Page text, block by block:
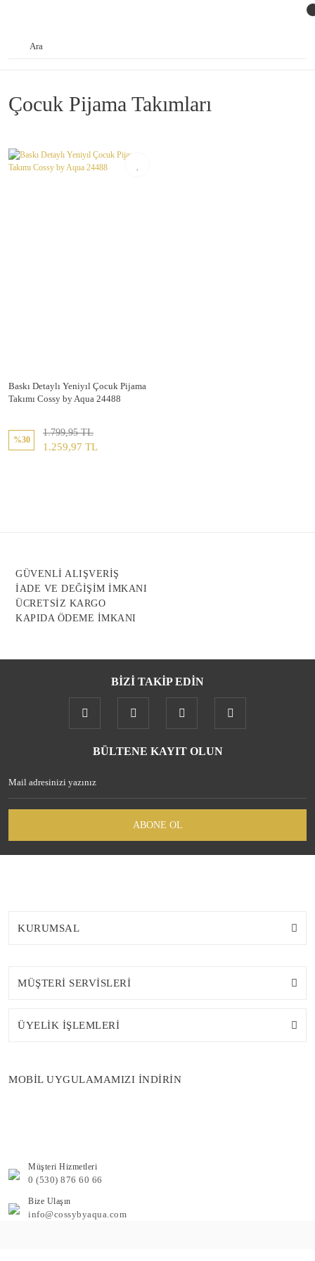
Çocuk Pijama Takımları
Baskı Detaylı Yeniyıl Çocuk Pijama
Takımı Cossy by Aqua 24488
%30
1.799,95 TL
1.259,97 TL
GÜVENLİ ALIŞVERİŞ
İADE VE DEĞİŞİM İMKANI
ÜCRETSİZ KARGO
KAPIDA ÖDEME İMKANI
BİZİ TAKİP EDİN
BÜLTENE KAYIT OLUN
ABONE OL
KURUMSAL
MÜŞTERİ SERVİSLERİ
ÜYELİK İŞLEMLERİ
MOBİL UYGULAMAMIZI İNDİRİN
Müşteri Hizmetleri
0 (530) 876 60 66
Bize Ulaşın
info@cossybyaqua.com